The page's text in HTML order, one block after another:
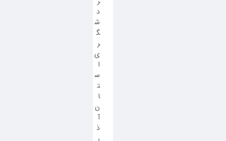
د
ش
گ
ر
ی
ا
س
ت
ا
ن
آ
ذ